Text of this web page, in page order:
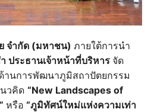
จำกัด (มหาชน) ภายใต้การนำ
ประธานเจ้าหน้าที่บริหาร จัด
านการพัฒนาภูมิสถาปัตยกรรม
วคิด “New Landscapes of
หรือ “ภูมิทัศน์ใหม่แห่งความเท่า